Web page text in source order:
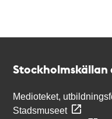
Stockholmskällan
Medioteket,
Stadsmuseet